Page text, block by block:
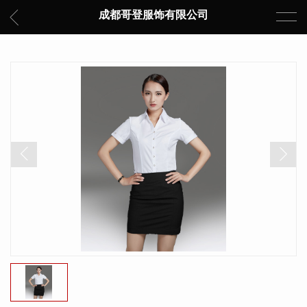
成都哥登服饰有限公司